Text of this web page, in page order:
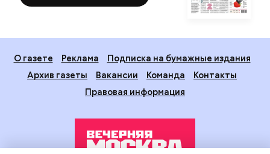
О газете Реклама
Подписка на бумажные издания
Архив газеты
Вакансии Команда
Контакты
Правовая информация